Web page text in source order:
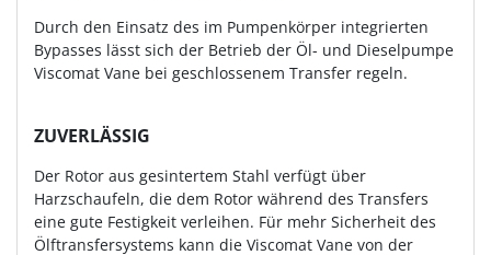
Durch den Einsatz des im Pumpenkörper integrierten
Bypasses lässt sich der Betrieb der Öl- und Dieselpumpe
Viscomat Vane bei geschlossenem Transfer regeln.
ZUVERLÄSSIG
Der Rotor aus gesintertem Stahl verfügt über
Harzschaufeln, die dem Rotor während des Transfers
eine gute Festigkeit verleihen. Für mehr Sicherheit des
Ölftransfersystems kann die Viscomat Vane von der